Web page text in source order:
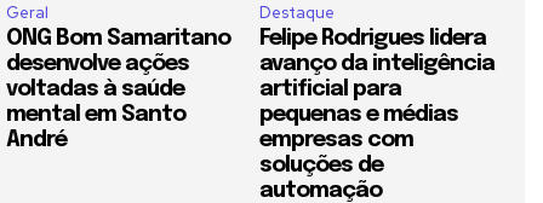
Geral
ONG Bom Samaritano
desenvolve ações
voltadas à saúde
mental em Santo
André
Destaque
Felipe Rodrigues lidera
avanço da inteligência
artificial para
pequenas e médias
empresas com
soluções de
automação